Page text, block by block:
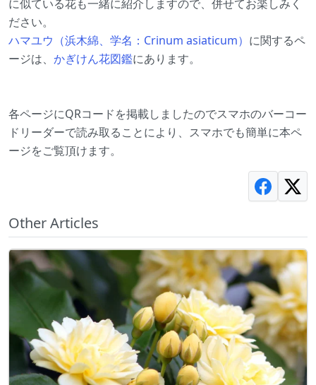
に似ている花も一緒に紹介しますので、併せてお楽しみく
ださい。
ハマユウ（浜木綿、学名：Crinum asiaticum） に関するペ
ージは、 かぎけん花図鑑にあります。
各ページにQRコードを掲載しましたのでスマホのバーコー
ドリーダーで読み取ることにより、スマホでも簡単に本ペ
ージをご覧頂けます。
Other Articles